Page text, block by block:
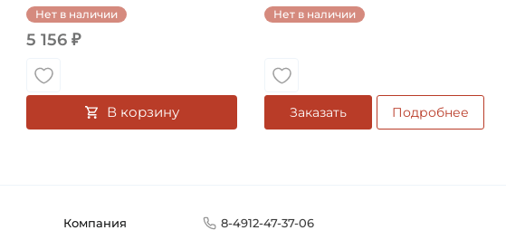
Нет в наличии
5 156 ₽
В корзину
Нет в наличии
Заказать Подробнее
Компания 8-4912-47-37-06